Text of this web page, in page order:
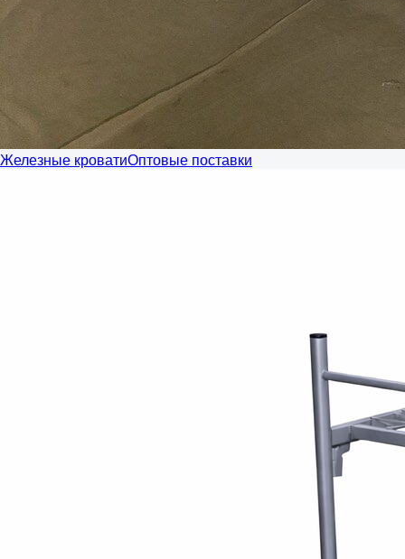
Железные кроватиОптовые поставки